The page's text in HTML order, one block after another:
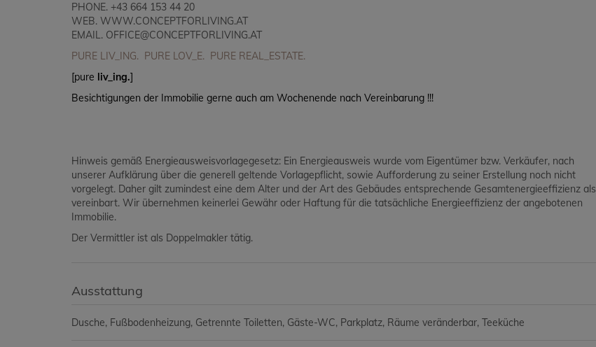
PHONE. +43 664 153 44 20
WEB. WWW.CONCEPTFORLIVING.AT
EMAIL. OFFICE@CONCEPTFORLIVING.AT
PURE LIV_ING. PURE LOV_E. PURE REAL_ESTATE.
[pure liv_ing.]
Besichtigungen der Immobilie gerne auch am Wochenende nach Vereinbarung !!!
Hinweis gemäß Energieausweisvorlagegesetz: Ein Energieausweis wurde vom Eigentümer bzw. Verkäufer, nach
unserer Aufklärung über die generell geltende Vorlagepflicht, sowie Aufforderung zu seiner Erstellung noch nicht
vorgelegt. Daher gilt zumindest eine dem Alter und der Art des Gebäudes entsprechende Gesamtenergieeffizienz als
vereinbart. Wir übernehmen keinerlei Gewähr oder Haftung für die tatsächliche Energieeffizienz der angebotenen
Immobilie.
Der Vermittler ist als Doppelmakler tätig.
Ausstattung
Dusche Fußbodenheizung Getrennte Toiletten Gäste-WC Parkplatz Räume veränderbar Teeküche